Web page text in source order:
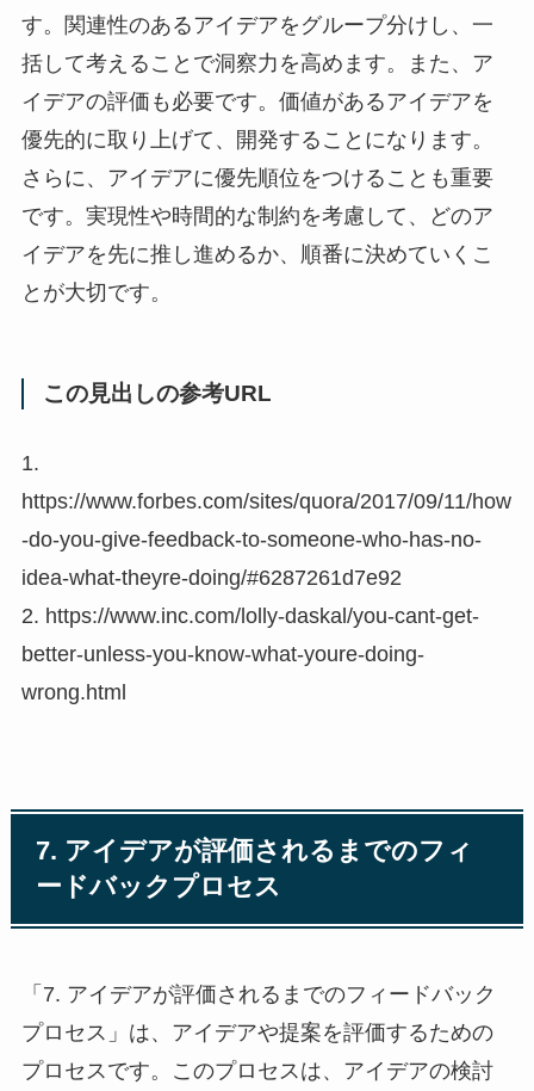
す。関連性のあるアイデアをグループ分けし、一
括して考えることで洞察力を高めます。また、ア
イデアの評価も必要です。価値があるアイデアを
優先的に取り上げて、開発することになります。
さらに、アイデアに優先順位をつけることも重要
です。実現性や時間的な制約を考慮して、どのア
イデアを先に推し進めるか、順番に決めていくこ
とが大切です。
この見出しの参考URL
1.
https://www.forbes.com/sites/quora/2017/09/11/how
-do-you-give-feedback-to-someone-who-has-no-
idea-what-theyre-doing/#6287261d7e92
2. https://www.inc.com/lolly-daskal/you-cant-get-
better-unless-you-know-what-youre-doing-
wrong.html
7. アイデアが評価されるまでのフィ
ードバックプロセス
「7. アイデアが評価されるまでのフィードバック
プロセス」は、アイデアや提案を評価するための
プロセスです。このプロセスは、アイデアの検討